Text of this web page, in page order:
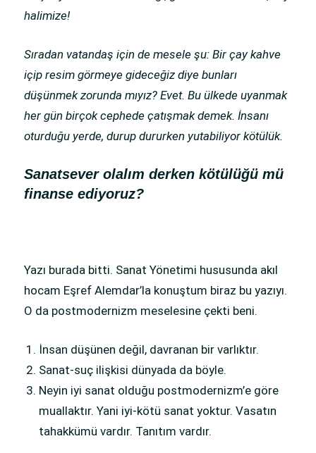
halimize!
Sıradan vatandaş için de mesele şu: Bir çay kahve
içip resim görmeye gideceğiz diye bunları
düşünmek zorunda mıyız? Evet. Bu ülkede uyanmak
her gün birçok cephede çatışmak demek. İnsanı
oturduğu yerde, durup dururken yutabiliyor kötülük.
Sanatsever olalım derken kötülüğü mü
finanse ediyoruz?
Yazı burada bitti. Sanat Yönetimi hususunda akıl
hocam Eşref Alemdar’la konuştum biraz bu yazıyı.
O da postmodernizm meselesine çekti beni.
İnsan düşünen değil, davranan bir varlıktır.
Sanat-suç ilişkisi dünyada da böyle.
Neyin iyi sanat olduğu postmodernizm’e göre
muallaktır. Yani iyi-kötü sanat yoktur. Vasatın
tahakkümü vardır. Tanıtım vardır.